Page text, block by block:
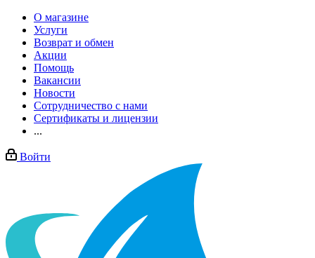
О магазине
Услуги
Возврат и обмен
Акции
Помощь
Вакансии
Новости
Сотрудничество с нами
Сертификаты и лицензии
...
Войти